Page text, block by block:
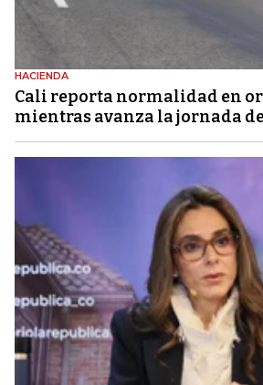
HACIENDA
Cali reporta normalidad en
mientras avanza la jornada